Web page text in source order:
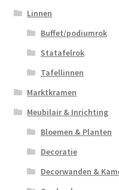
Linnen
Buffet/podiumrok
Statafelrok
Tafellinnen
Marktkramen
Meubilair & Inrichting
Bloemen & Planten
Decoratie
Decorwanden &